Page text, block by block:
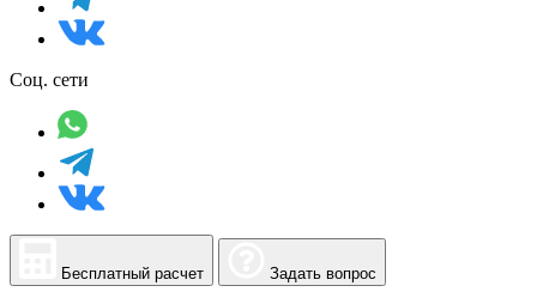
Соц. сети
Бесплатный расчет Задать вопрос